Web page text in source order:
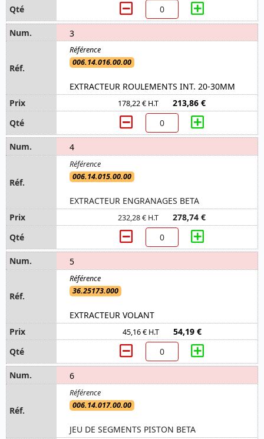
3
006.14.016.00.00
EXTRACTEUR ROULEMENTS INT. 20-30MM
178,22 € H.T 213,86 €
4
006.14.015.00.00
EXTRACTEUR ENGRANAGES BETA
232,28 € H.T 278,74 €
5
36.25173.000
EXTRACTEUR VOLANT
45,16 € H.T 54,19 €
6
006.14.017.00.00
JEU DE SEGMENTS PISTON BETA